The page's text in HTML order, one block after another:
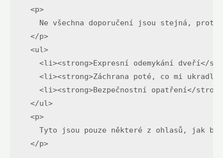
  <p>
Ne všechna doporučení jsou stejná,
  </p>
  <ul>
<li><strong>Expresní odemykání dveří</
<li><strong>Záchrana poté, co mi
<li><strong>Bezpečnostní opatření</
  </ul>
  <p>
Tyto jsou pouze některé z ohlasů, jak
  </p>